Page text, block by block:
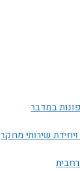
במדבר
שירותי מחקר